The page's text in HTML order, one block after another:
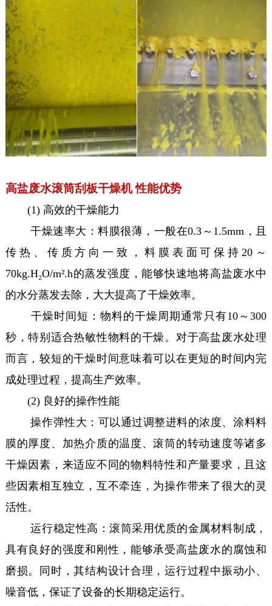
高盐废水滚筒刮板干燥机 性能优势
(1) 高效的干燥能力
干燥速率大：料膜很薄，一般在0.3～1.5mm，且
传热、传质方向一致，料膜表面可保持20～
70kg.H₂O/m².h的蒸发强度，能够快速地将高盐废水中
的水分蒸发去除，大大提高了干燥效率。
干燥时间短：物料的干燥周期通常只有10～300
秒，特别适合热敏性物料的干燥。对于高盐废水处理
而言，较短的干燥时间意味着可以在更短的时间内完
成处理过程，提高生产效率。
(2) 良好的操作性能
操作弹性大：可以通过调整进料的浓度、涂料料
膜的厚度、加热介质的温度、滚筒的转动速度等诸多
干燥因素，来适应不同的物料特性和产量要求，且这
些因素相互独立，互不牵连，为操作带来了很大的灵
活性。
运行稳定性高：滚筒采用优质的金属材料制成，
具有良好的强度和刚性，能够承受高盐废水的腐蚀和
磨损。同时，其结构设计合理，运行过程中振动小、
噪音低，保证了设备的长期稳定运行。